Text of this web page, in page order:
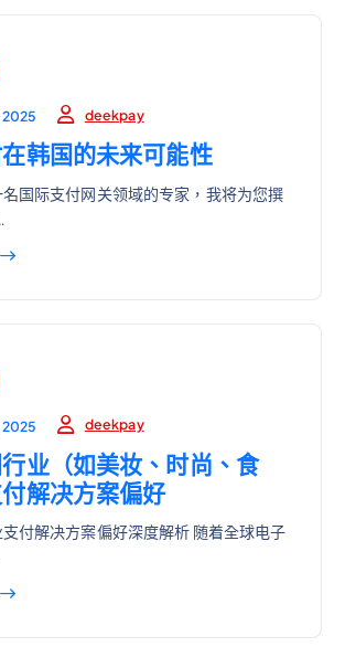
2025 deekpay
韩国的未来可能性
国际支付网关领域的专家，我将为您撰
2025 deekpay
业（如美妆、时尚、食
解决方案偏好
付解决方案偏好深度解析 随着全球电子